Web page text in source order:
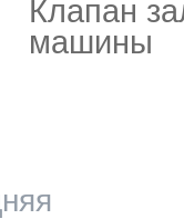
Клапан
машины